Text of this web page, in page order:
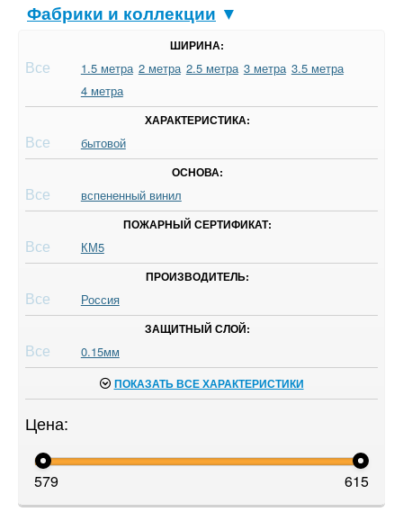
Фабрики и коллекции ▼
ШИРИНА:
Все 1.5 метра 2 метра 2.5 метра 3 метра 3.5 метра
4 метра
ХАРАКТЕРИСТИКА:
Все бытовой
ОСНОВА:
Все вспененный винил
ПОЖАРНЫЙ СЕРТИФИКАТ:
Все КМ5
ПРОИЗВОДИТЕЛЬ:
Все Россия
ЗАЩИТНЫЙ СЛОЙ:
Все 0.15мм
ПОКАЗАТЬ ВСЕ ХАРАКТЕРИСТИКИ
Цена:
579 615